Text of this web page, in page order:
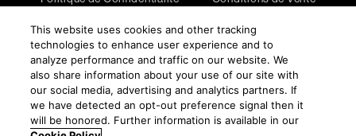
© 2026 Harman International Industries, Incorporated. All
rights reserved.
This website uses cookies and other tracking
technologies to enhance user experience and to
analyze performance and traffic on our website. We
also share information about your use of our site with
our social media, advertising and analytics partners. If
we have detected an opt-out preference signal then it
will be honored. Further information is available in our